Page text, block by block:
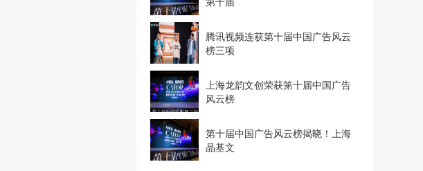
腾讯视频连获第十届中国广告风云
榜三项
上海龙韵文创荣获第十届中国广告
风云榜
第十届中国广告风云榜揭晓！上海
晶基文